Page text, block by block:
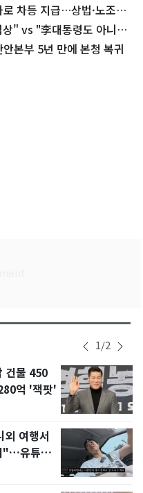
차등 지급…상법·노조법
" vs "李대통령도 아니라
본부 5년 만에 본청 복귀
1/2
건물 450
억 '잭팟'
여행서
"…유튜브